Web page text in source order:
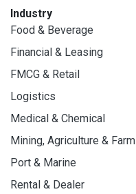
Industry
Food & Beverage
Financial & Leasing
FMCG & Retail
Logistics
Medical & Chemical
Mining, Agriculture & Farm
Port & Marine
Rental & Dealer